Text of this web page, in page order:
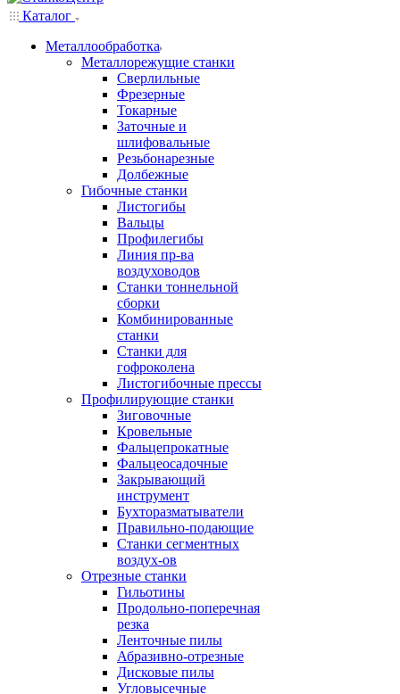
Каталог
Металлообработка
Металлорежущие станки
Сверлильные
Фрезерные
Токарные
Заточные и
шлифовальные
Резьбонарезные
Долбежные
Гибочные станки
Листогибы
Вальцы
Профилегибы
Линия пр-ва
воздуховодов
Станки тоннельной
сборки
Комбинированные
станки
Станки для
гофроколена
Листогибочные прессы
Профилирующие станки
Зиговочные
Кровельные
Фальцепрокатные
Фальцеосадочные
Закрывающий
инструмент
Бухторазматыватели
Правильно-подающие
Станки сегментных
воздух-ов
Отрезные станки
Гильотины
Продольно-поперечная
резка
Ленточные пилы
Абразивно-отрезные
Дисковые пилы
Угловысечные